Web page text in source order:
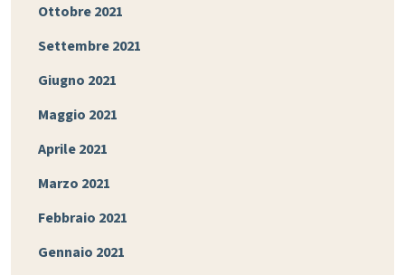
Ottobre 2021
Settembre 2021
Giugno 2021
Maggio 2021
Aprile 2021
Marzo 2021
Febbraio 2021
Gennaio 2021